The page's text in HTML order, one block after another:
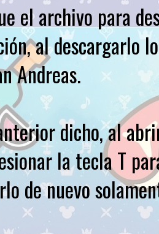
el archivo para
al descargarlo
Andreas.
dicho, al
la tecla T
de nuevo